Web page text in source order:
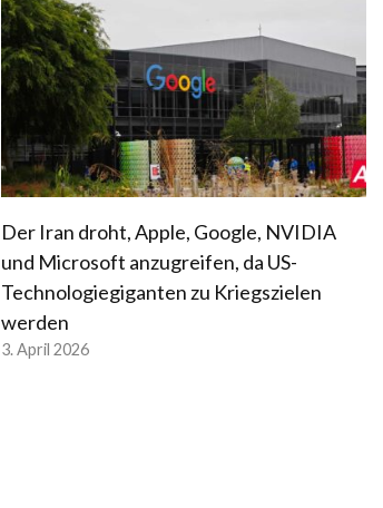
Der Iran droht, Apple, Google, NVIDIA
und Microsoft anzugreifen, da US-
Technologiegiganten zu Kriegszielen
werden
3. April 2026